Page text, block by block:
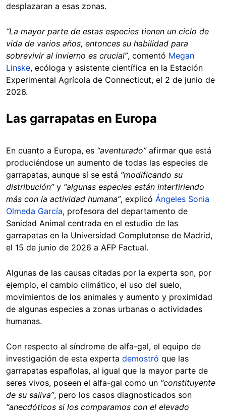
desplazaran a esas zonas.
“La mayor parte de estas especies tienen un ciclo de
vida de varios años, entonces su habilidad para
sobrevivir al invierno es crucial”, comentó Megan
Linske, ecóloga y asistente científica en la Estación
Experimental Agrícola de Connecticut, el 2 de junio de
2026.
Las garrapatas en Europa
En cuanto a Europa, es “aventurado”afirmar que está
produciéndose un aumento de todas las especies de
garrapatas, aunque sí se está “modificando su
distribución” y “algunas especies están interfiriendo
más con la actividad humana”, explicó Ángeles Sonia
Olmeda García, profesora del departamento de
Sanidad Animal centrada en el estudio de las
garrapatas en la Universidad Complutense de Madrid,
el 15 de junio de 2026 a AFP Factual.
Algunas de las causas citadas por la experta son, por
ejemplo, el cambio climático, el uso del suelo,
movimientos de los animales y aumento y proximidad
de algunas especies a zonas urbanas o actividades
humanas.
Con respecto al síndrome de alfa-gal, el equipo de
investigación de esta experta demostró que las
garrapatas españolas, al igual que la mayor parte de
seres vivos, poseen el alfa-gal como un “constituyente
de su saliva”, pero los casos diagnosticados son
“anecdóticos si los comparamos con el elevado